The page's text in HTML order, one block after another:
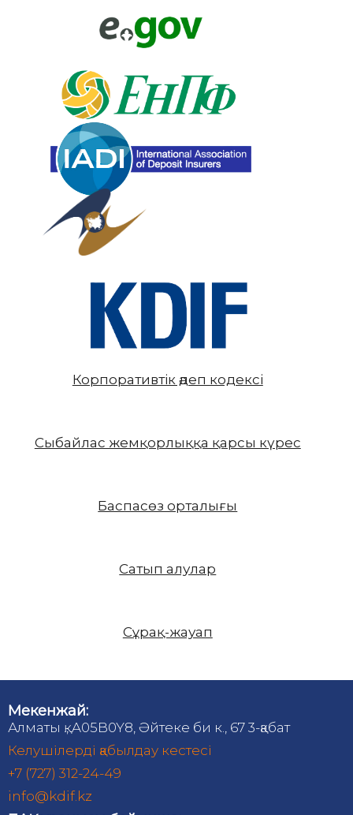
Корпоративтік әдеп кодексі
Сыбайлас жемқорлыққа қарсы күрес
Баспасөз орталығы
Сатып алулар
Сұрақ-жауап
Мекенжай:
Алматы қ., A05B0Y8, Әйтеке би к., 67 3-қабат
Келушілерді қабылдау кестесі
+7 (727) 312-24-49
info@kdif.kz